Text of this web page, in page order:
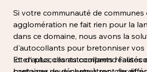
Si votre communauté de communes
agglomération ne fait rien pour la
dans ce domaine, nous avons la
d'autocollants pour bretonniser vos
lot d'autocollants comprend
Et en plus, ces autocollants réalisés